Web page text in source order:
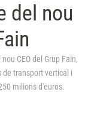
del nou
CEO del Grup Fain,
transport vertical i
milions d'euros.